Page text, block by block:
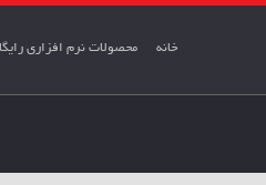
خانه محصولات نرم افزاری